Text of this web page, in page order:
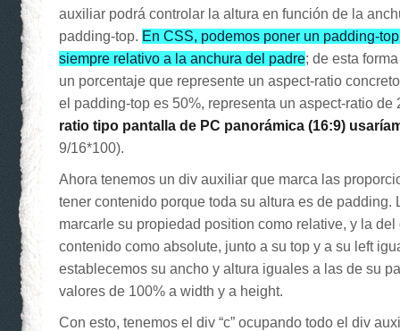
auxiliar podrá controlar la altura en función de la
padding-top. En CSS, podemos poner un padding-
siempre relativo a la anchura del padre; de esta
un porcentaje que represente un aspect-ratio
el padding-top es 50%, representa un aspect-ratio de
ratio tipo pantalla de PC panorámica (16:9)
9/16*100).
Ahora tenemos un div auxiliar que marca las
tener contenido porque toda su altura es de padding.
marcarle su propiedad position como relative, y la
contenido como absolute, junto a su top y a su left
establecemos su ancho y altura iguales a las de su
valores de 100% a width y a height.
Con esto, tenemos el div “c” ocupando todo el div